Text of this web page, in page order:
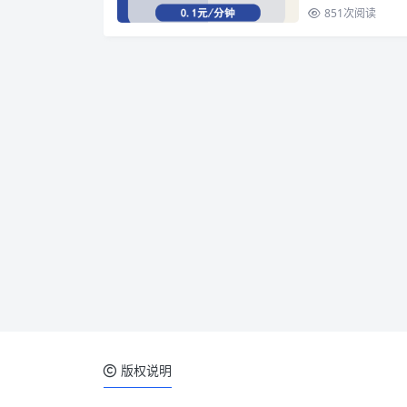
851次阅读
版权说明